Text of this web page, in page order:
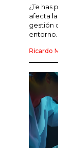
E-COMMERCE
GESTIÓN
EMPRESAS
GESTIÓN
CLIENTE
¿Te has
afecta
gestión
Ricardo